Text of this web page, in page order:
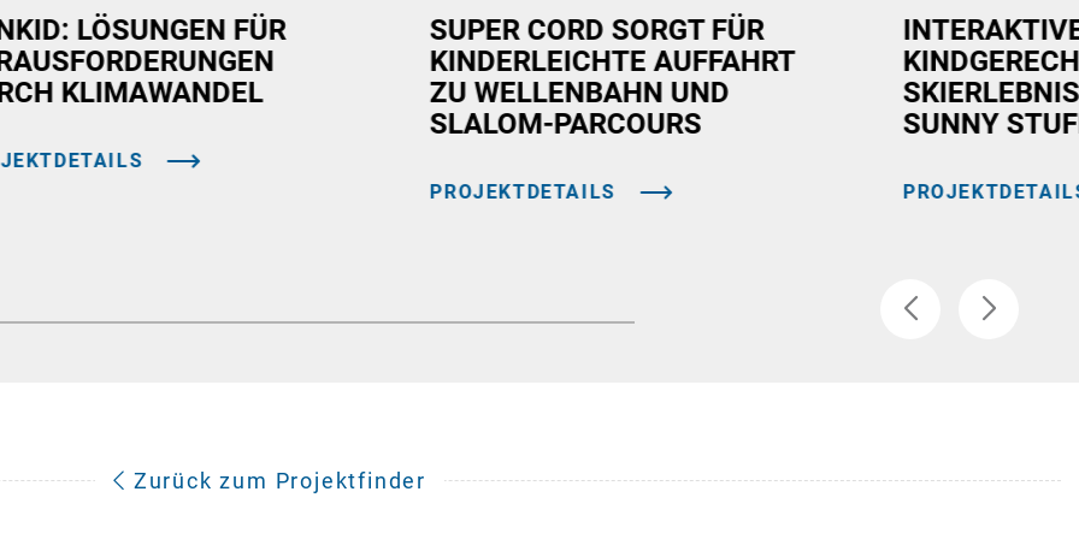
LÖSUNGEN FÜR
KLIMAWANDEL
SUPER CORD SORGT FÜR
KINDERLEICHTE AUFFAHRT
ZU WELLENBAHN UND
SLALOM-PARCOURS
PROJEKTDETAILS
SUNNY
Zurück zum Projektfinder